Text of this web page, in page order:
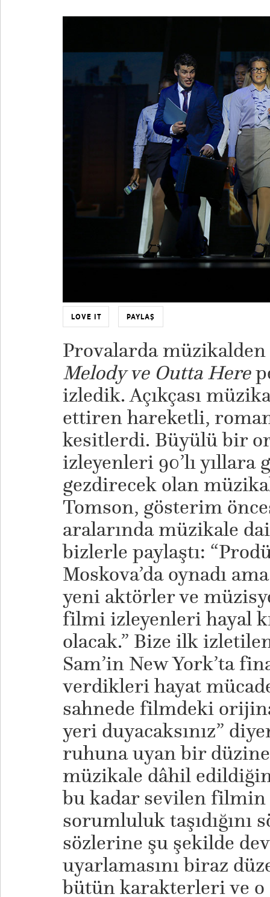
LOVE IT PAYLAŞ
Provalarda müzikalden
Melody ve Outta Here
izledik. Açıkçası
ettiren hareketli,
kesitlerdi. Büyülü bir
izleyenleri 90’lı
gezdirecek olan
Tomson, gösterim
aralarında müzikale
bizlerle paylaştı:
Moskova’da oynadı
yeni aktörler ve
filmi izleyenleri hayal
olacak.” Bize ilk
Sam’in New York’ta
verdikleri hayat
sahnede filmdeki
yeri duyacaksınız”
ruhuna uyan bir
müzikale dâhil
bu kadar sevilen
sorumluluk taşıdığını
sözlerine şu şekilde
uyarlamasını biraz
bütün karakterleri ve o